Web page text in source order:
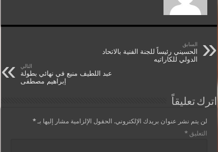
السابق
الحسيني رئيساً للجنة الفنية بالاتحاد
الدولي للكاراتيه
التالي
عبد اللطيف منيع في نهائي بطولة
إبراهيم مصطفى
اترك تعليقاً
لن يتم نشر عنوان بريدك الإلكتروني. الحقول الإلزامية مشار إليها بـ*
التعليق*